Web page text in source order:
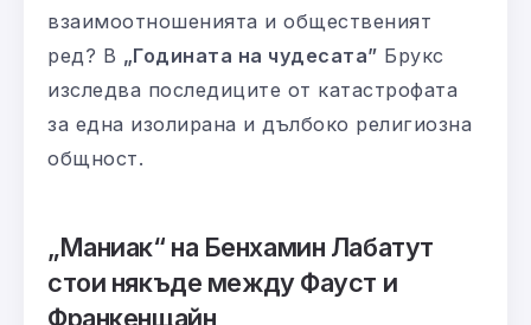
взаимоотношенията и общественият
ред? В „Годината на чудесата” Брукс
изследва последиците от катастрофата
за една изолирана и дълбоко религиозна
общност.
„Маниак“ на Бенхамин Лабатут
стои някъде между Фауст и
Франкенщайн